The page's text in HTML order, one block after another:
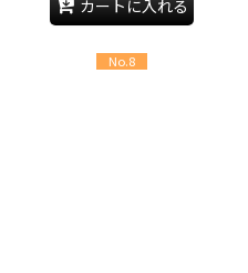
カートに入れる
No.8